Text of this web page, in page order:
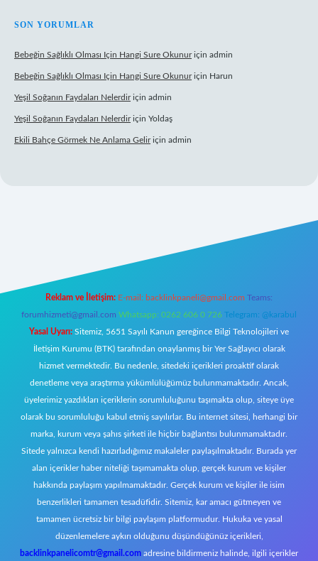
SON YORUMLAR
Bebeğin Sağlıklı Olması Için Hangi Sure Okunuriçin admin
Bebeğin Sağlıklı Olması Için Hangi Sure Okunuriçin Harun
Yeşil Soğanın Faydaları Nelerdiriçin admin
Yeşil Soğanın Faydaları Nelerdiriçin Yoldaş
Ekili Bahçe Görmek Ne Anlama Geliriçin admin
Reklam ve İletişim: E-mail: backlinkpaneli@gmail.com Teams:
forumhizmeti@gmail.com Whatsapp: 0262 606 0 726 Telegram: @karabul
Yasal Uyarı: Sitemiz, 5651 Sayılı Kanun gereğince Bilgi Teknolojileri ve
İletişim Kurumu (BTK) tarafından onaylanmış bir Yer Sağlayıcı olarak
hizmet vermektedir. Bu nedenle, sitedeki içerikleri proaktif olarak
denetleme veya araştırma yükümlülüğümüz bulunmamaktadır. Ancak,
üyelerimiz yazdıkları içeriklerin sorumluluğunu taşımakta olup, siteye üye
olarak bu sorumluluğu kabul etmiş sayılırlar. Bu internet sitesi, herhangi bir
marka, kurum veya şahıs şirketi ile hiçbir bağlantısı bulunmamaktadır.
Sitede yalnızca kendi hazırladığımız makaleler paylaşılmaktadır. Burada yer
alan içerikler haber niteliği taşımamakta olup, gerçek kurum ve kişiler
hakkında paylaşım yapılmamaktadır. Gerçek kurum ve kişiler ile isim
benzerlikleri tamamen tesadüfidir. Sitemiz, kar amacı gütmeyen ve
tamamen ücretsiz bir bilgi paylaşım platformudur. Hukuka ve yasal
düzenlemelere aykırı olduğunu düşündüğünüz içerikleri,
backlinkpanelicomtr@gmail.com adresine bildirmeniz halinde, ilgili içerikler